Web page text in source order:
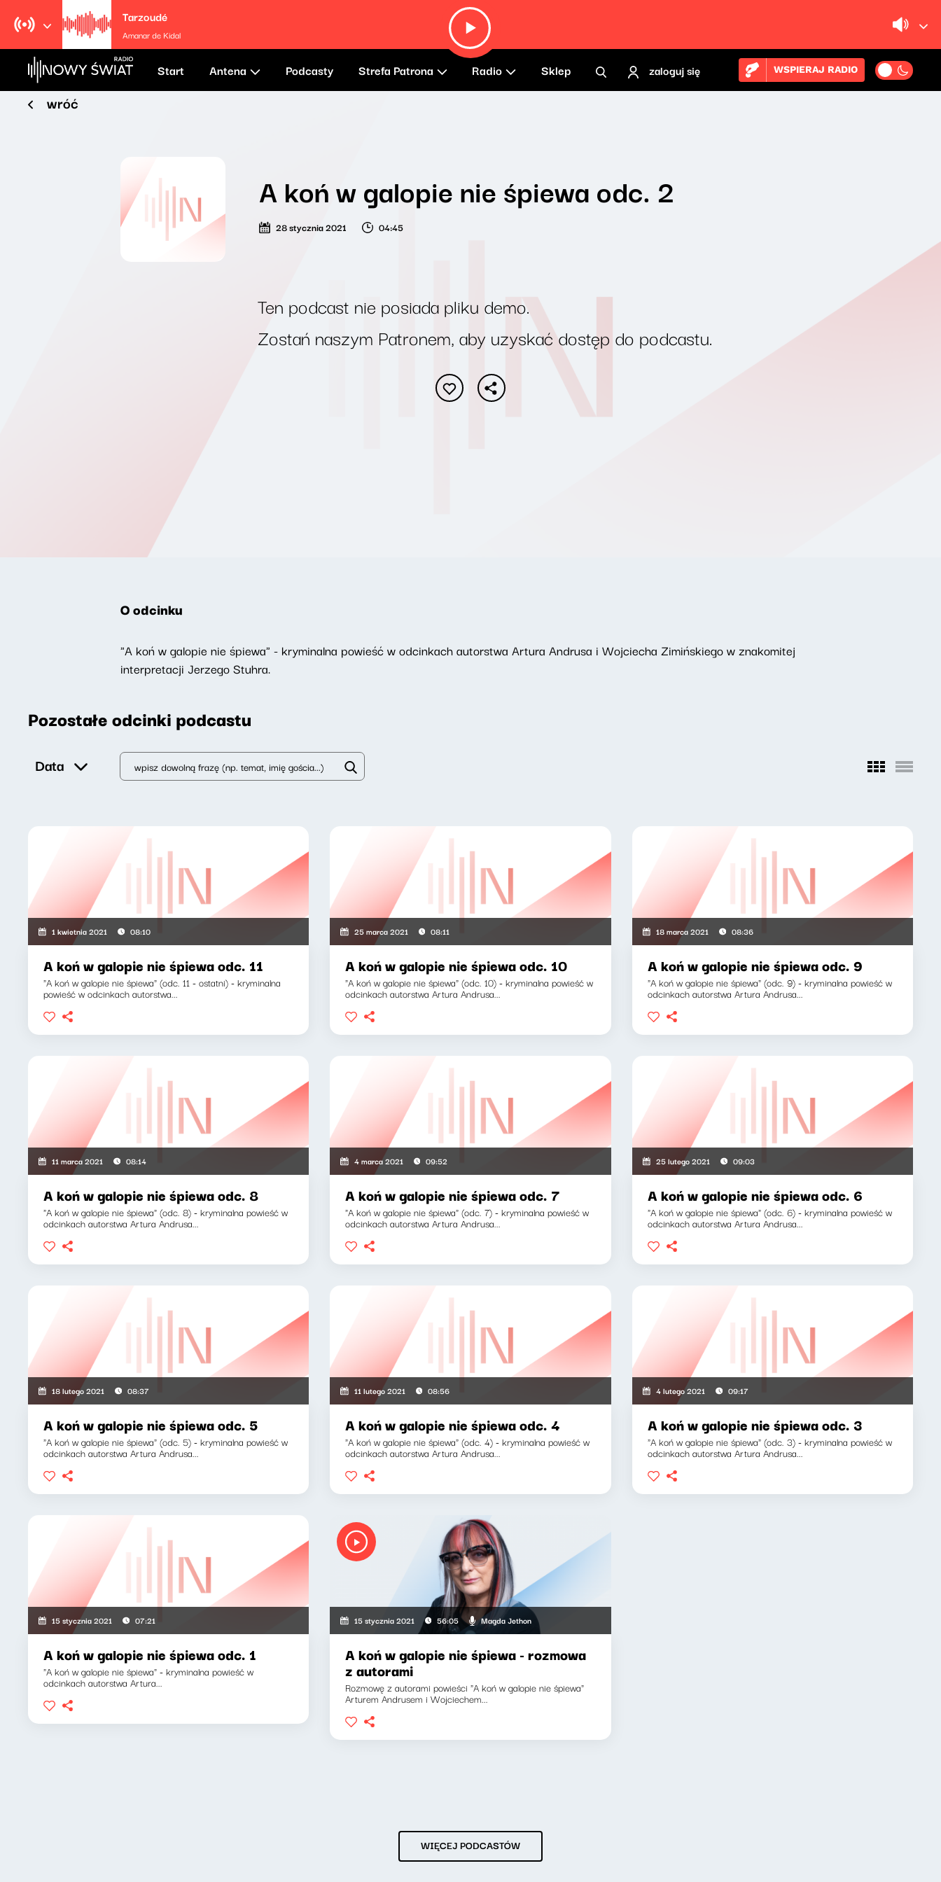
Tarzoudé
Amanar de Kidal
Start Antena Podcasty Strefa Patrona Radio Sklep zaloguj się WSPIERAJ RADIO
wróć
A koń w galopie nie śpiewa odc. 2
28 stycznia 2021 04:45
Ten podcast nie posiada pliku demo.
Zostań naszym Patronem, aby uzyskać dostęp do podcastu.
O odcinku
"A koń w galopie nie śpiewa" - kryminalna powieść w odcinkach autorstwa Artura Andrusa i Wojciecha Zimińskiego w znakomitej
interpretacji Jerzego Stuhra.
Pozostałe odcinki podcastu
Data
1 kwietnia 2021 08:10
A koń w galopie nie śpiewa odc. 11
"A koń w galopie nie śpiewa" (odc. 11 - ostatni) - kryminalna
powieść w odcinkach autorstwa...
25 marca 2021 08:11
A koń w galopie nie śpiewa odc. 10
"A koń w galopie nie śpiewa" (odc. 10) - kryminalna powieść w
odcinkach autorstwa Artura Andrusa...
18 marca 2021 08:36
A koń w galopie nie śpiewa odc. 9
"A koń w galopie nie śpiewa" (odc. 9) - kryminalna powieść w
odcinkach autorstwa Artura Andrusa...
11 marca 2021 08:14
A koń w galopie nie śpiewa odc. 8
"A koń w galopie nie śpiewa" (odc. 8) - kryminalna powieść w
odcinkach autorstwa Artura Andrusa...
4 marca 2021 09:52
A koń w galopie nie śpiewa odc. 7
"A koń w galopie nie śpiewa" (odc. 7) - kryminalna powieść w
odcinkach autorstwa Artura Andrusa...
25 lutego 2021 09:03
A koń w galopie nie śpiewa odc. 6
"A koń w galopie nie śpiewa" (odc. 6) - kryminalna powieść w
odcinkach autorstwa Artura Andrusa...
18 lutego 2021 08:37
A koń w galopie nie śpiewa odc. 5
"A koń w galopie nie śpiewa" (odc. 5) - kryminalna powieść w
odcinkach autorstwa Artura Andrusa...
11 lutego 2021 08:56
A koń w galopie nie śpiewa odc. 4
"A koń w galopie nie śpiewa" (odc. 4) - kryminalna powieść w
odcinkach autorstwa Artura Andrusa...
4 lutego 2021 09:17
A koń w galopie nie śpiewa odc. 3
"A koń w galopie nie śpiewa" (odc. 3) - kryminalna powieść w
odcinkach autorstwa Artura Andrusa...
15 stycznia 2021 07:21
A koń w galopie nie śpiewa odc. 1
"A koń w galopie nie śpiewa" - kryminalna powieść w
odcinkach autorstwa Artura...
15 stycznia 2021 56:05 Magda Jethon
A koń w galopie nie śpiewa - rozmowa
z autorami
Rozmowę z autorami powieści "A koń w galopie nie śpiewa"
Arturem Andrusem i Wojciechem...
WIĘCEJ PODCASTÓW